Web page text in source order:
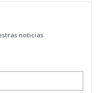
noticias